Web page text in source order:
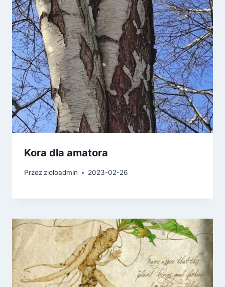
Kora dla amatora
Przez zioloadmin 2023-02-26